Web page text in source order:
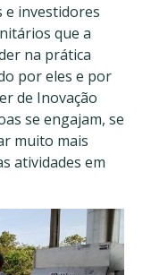
e investidores
que a
na prática
por eles e por
de Inovação
se engajam, se
muito mais
atividades em